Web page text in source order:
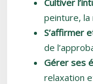
Cultiver
peinture, la
S’affirmer
de
Gérer ses
relaxation